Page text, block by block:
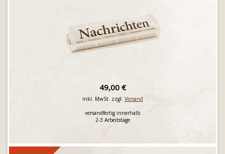
49,00 €
inkl. MwSt. zzgl. Versand
versandfertig innerhalb
2-3 Arbeitstage